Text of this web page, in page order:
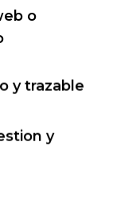
o
y trazable
y